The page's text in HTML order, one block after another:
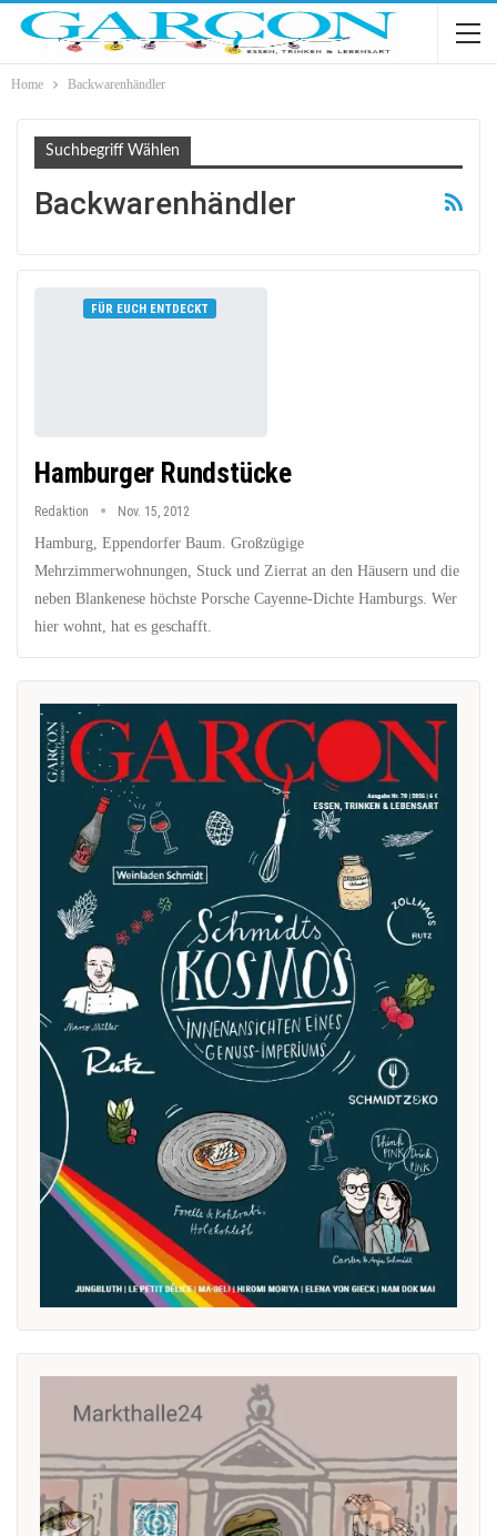
Home Backwarenhändler
Suchbegriff Wählen
Backwarenhändler
FÜR EUCH ENTDECKT
Hamburger Rundstücke
Redaktion Nov. 15, 2012
Hamburg, Eppendorfer Baum. Großzügige
Mehrzimmerwohnungen, Stuck und Zierrat an den Häusern und die
neben Blankenese höchste Porsche Cayenne-Dichte Hamburgs. Wer
hier wohnt, hat es geschafft.